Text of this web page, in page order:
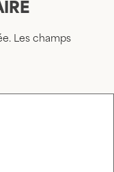
Les champs